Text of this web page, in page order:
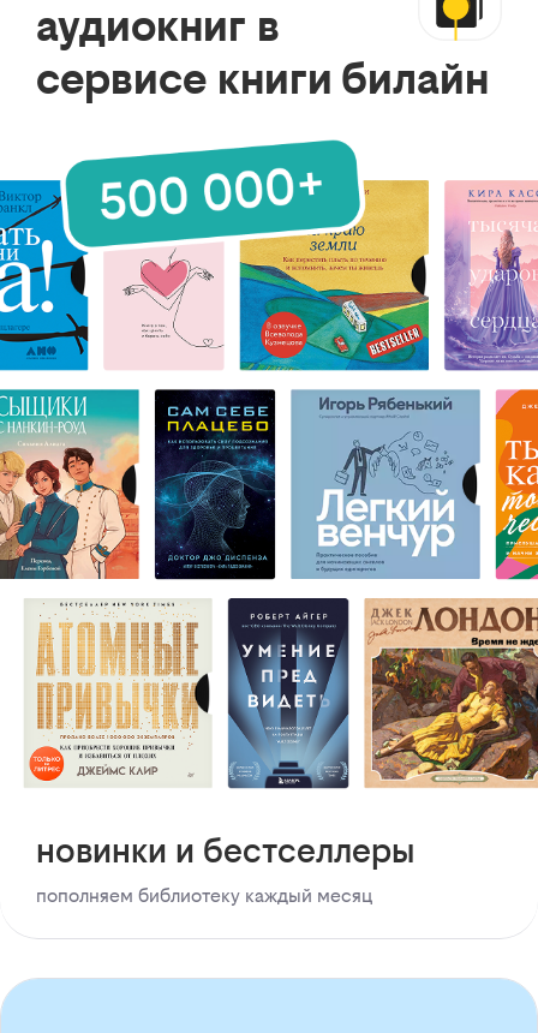
аудиокниг в
сервисе книги билайн
новинки и бестселлеры
пополняем библиотеку каждый месяц